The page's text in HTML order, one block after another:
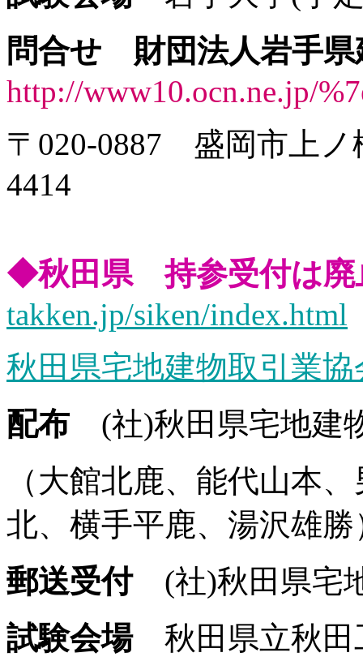
問合せ
財団法人岩手
http://www10.ocn.ne.jp/
〒020-0887 盛岡市上
4414
◆秋田県 持参受付は
takken.jp/siken/index.html
秋田県宅地建物取引業協
配布(社)秋田県宅地建
（大館北鹿、能代山本
北、横手平鹿、湯沢雄勝
郵送受付(社)秋田県宅
試験会場秋田県立秋田